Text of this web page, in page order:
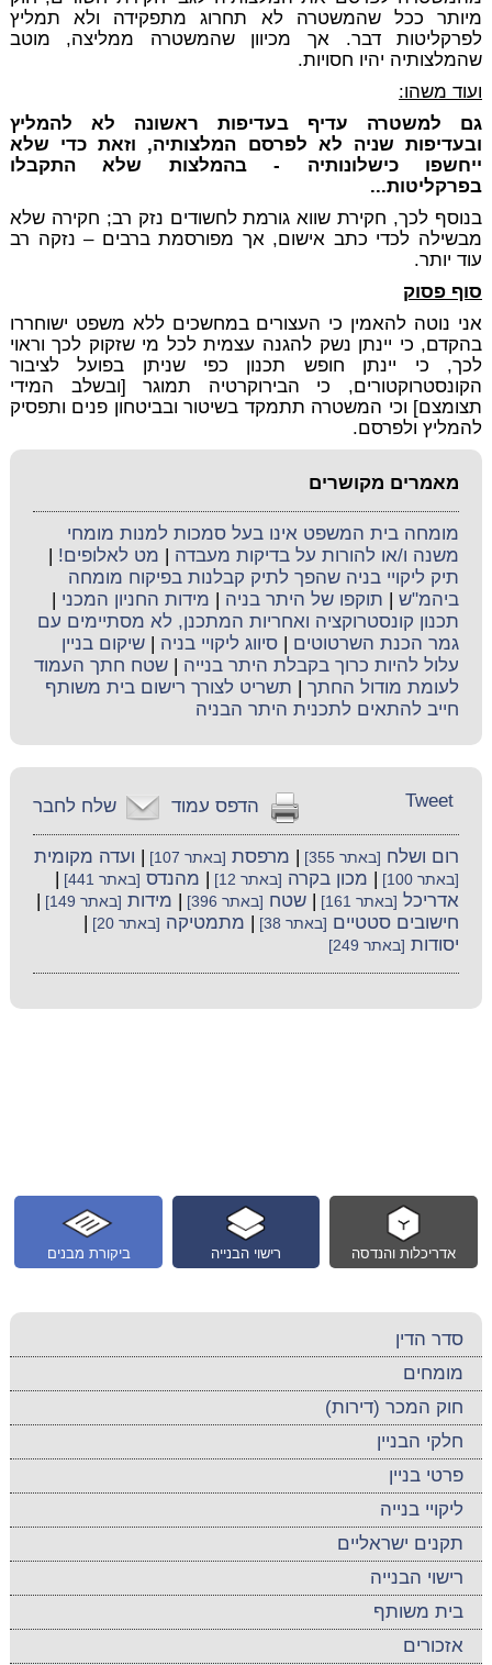
מיותר ככל שהמשטרה לא תחרוג מתפקידה ולא תמליץ
לפרקליטות דבר. אך מכיוון שהמשטרה ממליצה, מוטב
שהמלצותיה יהיו חסויות.
ועוד משהו:
גם למשטרה עדיף בעדיפות ראשונה לא להמליץ
ובעדיפות שניה לא לפרסם המלצותיה, וזאת כדי שלא
ייחשפו כישלונותיה - בהמלצות שלא התקבלו
בפרקליטות...
בנוסף לכך, חקירת שווא גורמת לחשודים נזק רב; חקירה שלא
מבשילה לכדי כתב אישום, אך מפורסמת ברבים – נזקה רב
עוד יותר.
סוף פסוק
אני נוטה להאמין כי העצורים במחשכים ללא משפט ישוחררו
בהקדם, כי יינתן נשק להגנה עצמית לכל מי שזקוק לכך וראוי
לכך, כי יינתן חופש תכנון כפי שניתן בפועל לציבור
הקונסטרוקטורים, כי הבירוקרטיה תמוגר [ובשלב המידי
תצומצם] וכי המשטרה תתמקד בשיטור ובביטחון פנים ותפסיק
להמליץ ולפרסם.
מאמרים מקושרים
מומחה בית המשפט אינו בעל סמכות למנות מומחי
משנה ו/או להורות על בדיקות מעבדה
מט לאלופים!
תיק ליקויי בניה שהפך לתיק קבלנות בפיקוח מומחה
ביהמ"ש
תוקפו של היתר בניה מידות החניון המכני
תכנון קונסטרוקציה ואחריות המתכנן, לא מסתיימים עם
גמר הכנת השרטוטים |סיווג ליקויי בניה |שיקום בניין
עלול להיות כרוך בקבלת היתר בנייה |שטח חתך העמוד
לעומת מודול החתך
תשריט לצורך רישום בית משותף
חייב להתאים לתכנית היתר הבניה
שלח לחבר הדפס עמוד Tweet
רום ושלח [באתר 355] מרפסת [באתר 107] ועדה מקומית
[באתר 100] מכון בקרה [באתר 12] מהנדס [באתר 441]
אדריכל [באתר 161] |שטח [באתר 396] מידות [באתר 149]
חישובים סטטיים [באתר 38] מתמטיקה [באתר 20]
יסודות [באתר 249]
ביקורת מבנים רישוי הבנייה אדריכלות והנדסה
סדר הדין
מומחים
חוק המכר (דירות)
חלקי הבניין
פרטי בניין
ליקויי בנייה
תקנים ישראליים
רישוי הבנייה
בית משותף
אזכורים